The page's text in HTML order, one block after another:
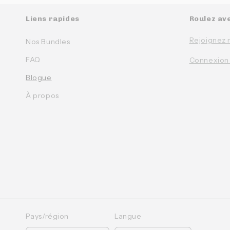
Liens rapides
Nos Bundles
FAQ
Blogue
À propos
Roulez
Rejoignez
Pays/région Langue